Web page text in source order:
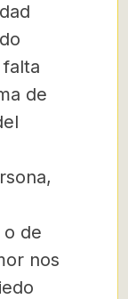
de
de
nos